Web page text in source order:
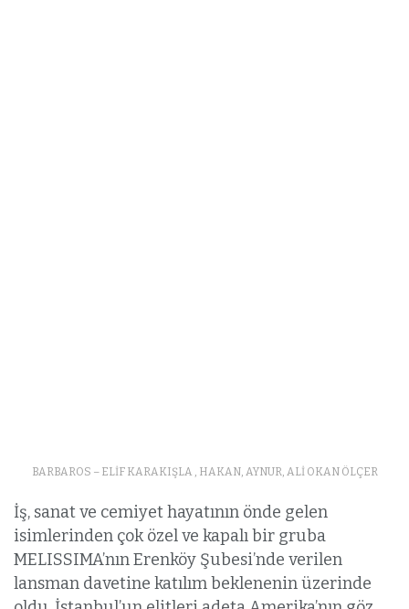
BARBAROS – ELİF KARAKIŞLA , HAKAN, AYNUR, ALİ OKAN ÖLÇER
İş, sanat ve cemiyet hayatının önde gelen
isimlerinden çok özel ve kapalı bir gruba
MELISSIMA’nın Erenköy Şubesi’nde verilen
lansman davetine katılım beklenenin üzerinde